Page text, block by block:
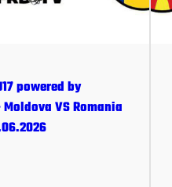
powered by
VS Romania